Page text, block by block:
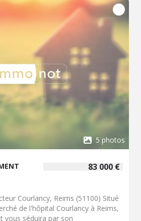
5 photos
83 000 €
Courlancy, Reims (51100) Situé
de l'hôpital Courlancy à Reims,
vous séduira par son